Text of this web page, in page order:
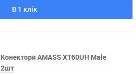
В 1 клік
Конектори AMASS XT60UH Male
2шт